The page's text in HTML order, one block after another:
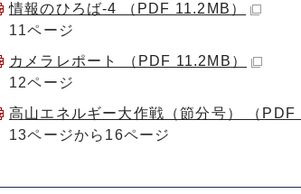
情報のひろば-4 （PDF 11.2MB）
11ページ
カメラレポート （PDF 11.2MB）
12ページ
高山エネルギー大作戦（節分号） （PDF
13ページから16ページ